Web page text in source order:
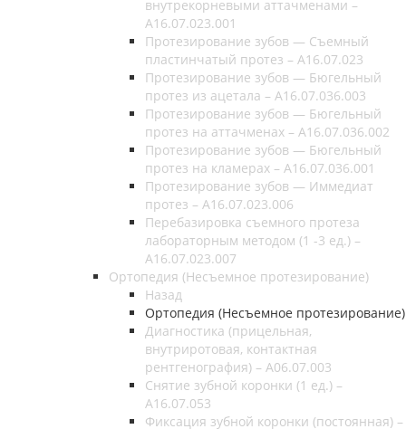
внутрекорневыми аттачменами –
A16.07.023.001
Протезирование зубов — Съемный
пластинчатый протез – A16.07.023
Протезирование зубов — Бюгельный
протез из ацетала – A16.07.036.003
Протезирование зубов — Бюгельный
протез на аттачменах – A16.07.036.002
Протезирование зубов — Бюгельный
протез на кламерах – A16.07.036.001
Протезирование зубов — Иммедиат
протез – A16.07.023.006
Перебазировка съемного протеза
лабораторным методом (1 -3 ед.) –
A16.07.023.007
Ортопедия (Несъемное протезирование)
Назад
Ортопедия (Несъемное протезирование)
Диагностика (прицельная,
внутриротовая, контактная
рентгенография) – А06.07.003
Снятие зубной коронки (1 ед.) –
A16.07.053
Фиксация зубной коронки (постоянная) –